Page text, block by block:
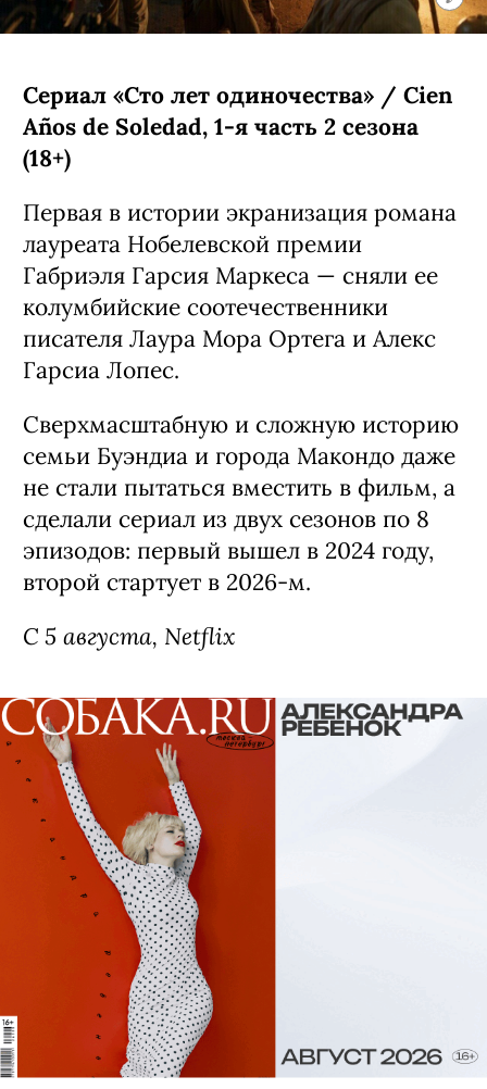
Сериал «Сто лет одиночества» / Cien
Años de Soledad, 1-я часть 2 сезона
(18+)
Первая в истории экранизация романа
лауреата Нобелевской премии
Габриэля Гарсия Маркеса — сняли ее
колумбийские соотечественники
писателя Лаура Мора Ортега и Алекс
Гарсиа Лопес.
Сверхмасштабную и сложную историю
семьи Буэндиа и города Макондо даже
не стали пытаться вместить в фильм, а
сделали сериал из двух сезонов по 8
эпизодов: первый вышел в 2024 году,
второй стартует в 2026-м.
С 5 августа, Netflix